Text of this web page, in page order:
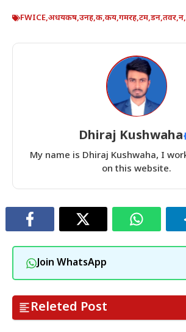
FWICE,अधयकष,उनह,क,कय,गमरह,टम,डन,तवर,न,
Dhiraj Kushwaha
My name is Dhiraj Kushwaha, I
on this website.
Join WhatsApp
Releted Post